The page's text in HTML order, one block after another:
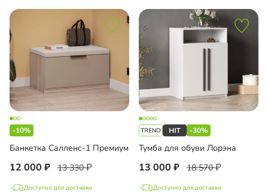
-10%
Банкетка Салленс-1 Премиум
12 000 13 330
Доступно для доставки
-30%
Тумба для обуви Лорэна
13 000 18 570
Доступно для доставки